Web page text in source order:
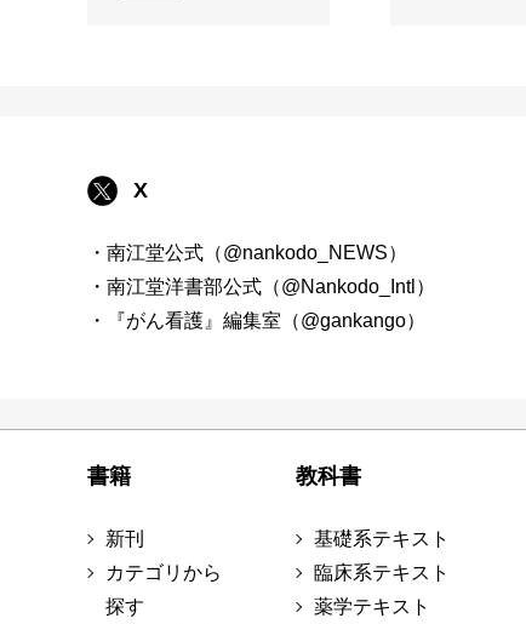
X
・南江堂公式（@nankodo_NEWS）
・南江堂洋書部公式（@Nankodo_Intl）
・『がん看護』編集室（@gankango）
書籍
新刊
カテゴリから
探す
教科書
基礎系テキスト
臨床系テキスト
薬学テキスト